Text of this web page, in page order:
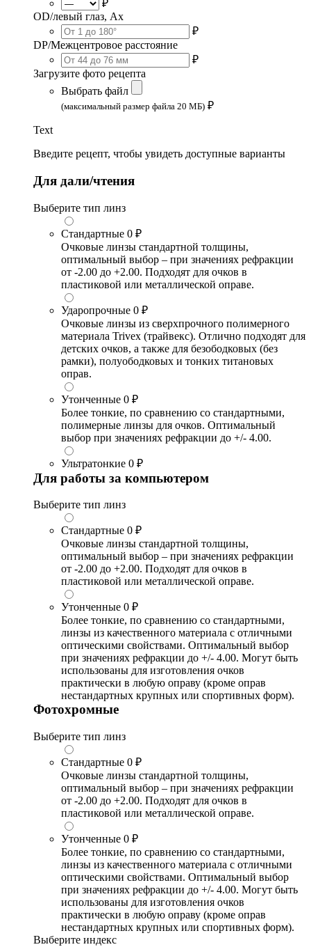
₽
OD/левый глаз, Ax
₽
DP/Межцентровое расстояние
₽
Загрузите фото рецепта
Выбрать файл
(максимальный размер файла 20 МБ) ₽
Text
Введите рецепт, чтобы увидеть доступные варианты
Для дали/чтения
Выберите тип линз
Стандартные 0 ₽
Очковые линзы стандартной толщины,
оптимальный выбор – при значениях рефракции
от -2.00 до +2.00. Подходят для очков в
пластиковой или металлической оправе.
Ударопрочные 0 ₽
Очковые линзы из сверхпрочного полимерного
материала Trivex (трайвекс). Отлично подходят для
детских очков, а также для безободковых (без
рамки), полуободковых и тонких титановых
оправ.
Утонченные 0 ₽
Более тонкие, по сравнению со стандартными,
полимерные линзы для очков. Оптимальный
выбор при значениях рефракции до +/- 4.00.
Ультратонкие 0 ₽
Для работы за компьютером
Выберите тип линз
Стандартные 0 ₽
Очковые линзы стандартной толщины,
оптимальный выбор – при значениях рефракции
от -2.00 до +2.00. Подходят для очков в
пластиковой или металлической оправе.
Утонченные 0 ₽
Более тонкие, по сравнению со стандартными,
линзы из качественного материала с отличными
оптическими свойствами. Оптимальный выбор
при значениях рефракции до +/- 4.00. Могут быть
использованы для изготовления очков
практически в любую оправу (кроме оправ
нестандартных крупных или спортивных форм).
Фотохромные
Выберите тип линз
Стандартные 0 ₽
Очковые линзы стандартной толщины,
оптимальный выбор – при значениях рефракции
от -2.00 до +2.00. Подходят для очков в
пластиковой или металлической оправе.
Утонченные 0 ₽
Более тонкие, по сравнению со стандартными,
линзы из качественного материала с отличными
оптическими свойствами. Оптимальный выбор
при значениях рефракции до +/- 4.00. Могут быть
использованы для изготовления очков
практически в любую оправу (кроме оправ
нестандартных крупных или спортивных форм).
Выберите индекс